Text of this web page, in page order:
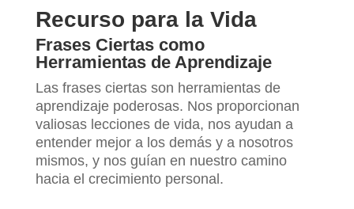
Recurso para la Vida
Frases Ciertas como
Herramientas de Aprendizaje
Las frases ciertas son herramientas de
aprendizaje poderosas. Nos proporcionan
valiosas lecciones de vida, nos ayudan a
entender mejor a los demás y a nosotros
mismos, y nos guían en nuestro camino
hacia el crecimiento personal.